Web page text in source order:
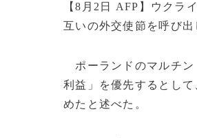
【8月2日 AFP】ウクラ
互いの外交使節を呼び出
ポーランドのマルチン
利益」を優先するとして
めたと述べた。